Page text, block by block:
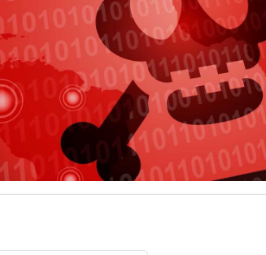
Attacchi hacker e Malware: le ultime